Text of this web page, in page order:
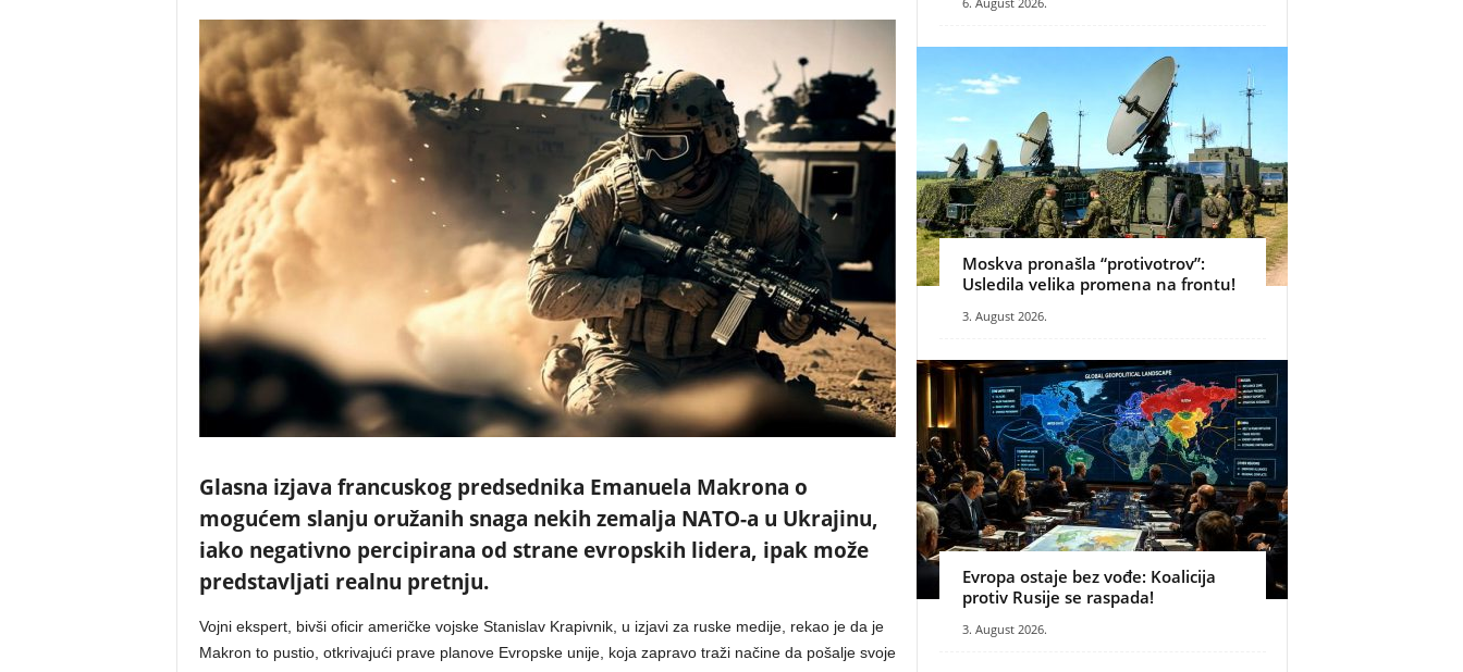
Glasna izjava francuskog predsednika Emanuela Makrona o
mogućem slanju oružanih snaga nekih zemalja NATO-a u Ukrajinu,
iako negativno percipirana od strane evropskih lidera, ipak može
predstavljati realnu pretnju.
Vojni ekspert, bivši oficir američke vojske Stanislav Krapivnik, u izjavi za ruske medije, rekao je da je
Makron to pustio, otkrivajući prave planove Evropske unije, koja zapravo traži načine da pošalje svoje
Moskva pronašla “protivotrov”:
Usledila velika promena na frontu!
3. August 2026.
Evropa ostaje bez vođe: Koalicija
protiv Rusije se raspada!
3. August 2026.